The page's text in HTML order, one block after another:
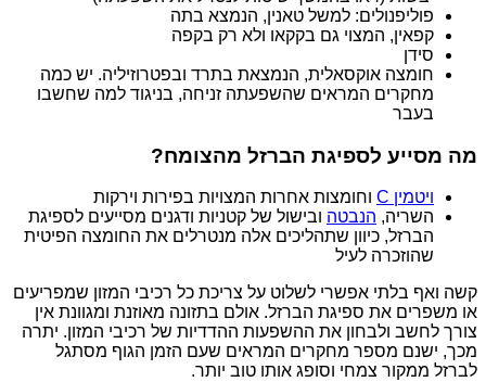
פוליפנולים: למשל טאנין, הנמצא בתה
קפאין, המצוי גם בקקאו ולא רק בקפה
סידן
חומצה אוקסאלית, הנמצאת בתרד ובפטרוזיליה. יש כמה
מחקרים המראים שהשפעתה זניחה, בניגוד למה שחשבו
בעבר
מה מסייע לספיגת הברזל מהצומח?
ויטמין C
וחומצות אחרות המצויות בפירות וירקות
השריה, הנבטה ובישול של קטניות ודגנים מסייעים לספיגת
הברזל, כיוון שתהליכים אלה מנטרלים את החומצה הפיטית
שהוזכרה לעיל
קשה ואף בלתי אפשרי לשלוט על צריכת כל רכיבי המזון שמפריעים
או משפרים את ספיגת הברזל. אולם בתזונה מאוזנת ומגוונת אין
צורך לחשב ולבחון את ההשפעות ההדדיות של רכיבי המזון. יתרה
מכך, ישנם מספר מחקרים המראים שעם הזמן הגוף מסתגל
לברזל ממקור צמחי וסופג אותו טוב יותר.